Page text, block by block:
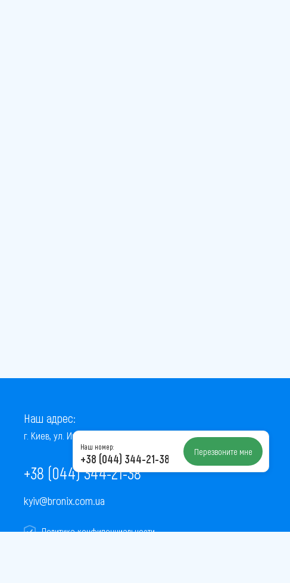
Наш адрес:
г. Киев, ул. Институтская, 22/7, оф. 41
+38 (044) 344-21-38
kyiv@bronix.com.ua
Политика конфиденциальности
Наш номер:
+38 (044) 344-21-38 Перезвоните мне